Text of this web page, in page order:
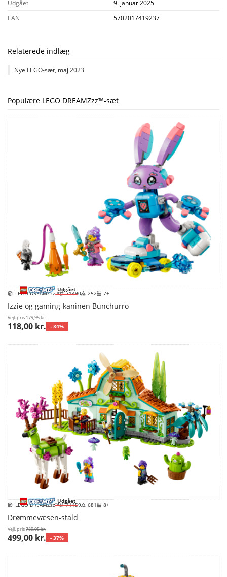
Udgået
9. januar 2025
EAN
5702017419237
Relaterede indlæg
Nye LEGO-sæt, maj 2023
Populære LEGO DREAMZzz™-sæt
Udgået
LEGO DREAMZzz™ 71490 252 7+
Izzie og gaming-kaninen Bunchurro
Vejl. pris179,95 kr.
118,00 kr. - 34%
Udgået
LEGO DREAMZzz™ 71459 681 8+
Drømmevæsen-stald
Vejl. pris789,95 kr.
499,00 kr. - 37%